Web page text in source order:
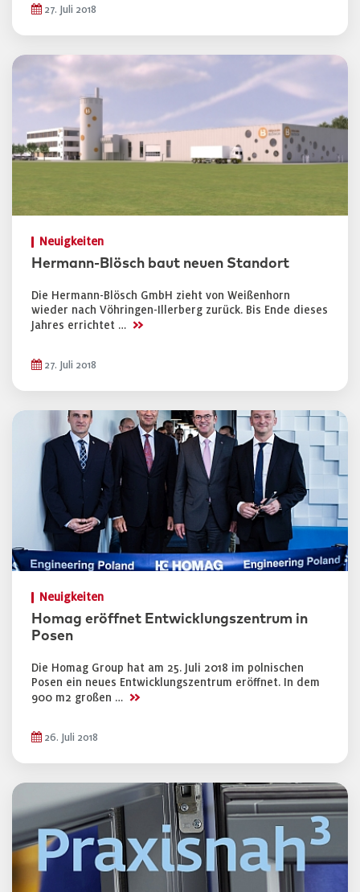
27. Juli 2018
Neuigkeiten
Hermann-Blösch baut neuen Standort
Die Hermann-Blösch GmbH zieht von Weißenhorn
wieder nach Vöhringen-Illerberg zurück. Bis Ende dieses
Jahres errichtet … >>
27. Juli 2018
Neuigkeiten
Homag eröffnet Entwicklungszentrum in
Posen
Die Homag Group hat am 25. Juli 2018 im polnischen
Posen ein neues Entwicklungszentrum eröffnet. In dem
900 m2 großen … >>
26. Juli 2018